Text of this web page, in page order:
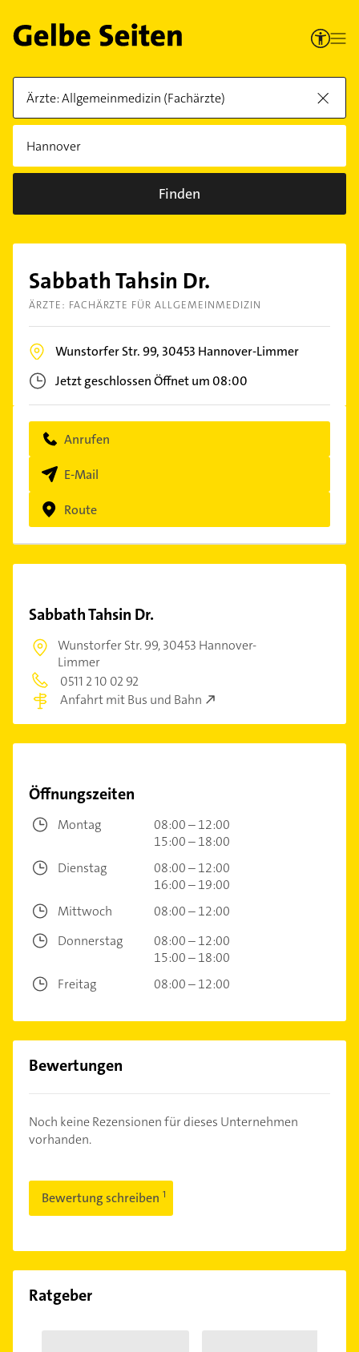
Finden
Sabbath Tahsin Dr.
ÄRZTE: FACHÄRZTE FÜR ALLGEMEINMEDIZIN
Wunstorfer Str. 99, 30453 Hannover-Limmer
Jetzt geschlossenÖffnet um 08:00
Anrufen
E-Mail
Route
Sabbath Tahsin Dr.
Wunstorfer Str. 99,30453 Hannover-
Limmer
0511 2 10 02 92
Anfahrt mit Bus und Bahn
Öffnungszeiten
Montag
08:00 – 12:00
15:00 – 18:00
Dienstag
08:00 – 12:00
16:00 – 19:00
Mittwoch
08:00 – 12:00
Donnerstag
08:00 – 12:00
15:00 – 18:00
Freitag
08:00 – 12:00
Bewertungen
Noch keine Rezensionen für dieses Unternehmen
vorhanden.
Bewertung schreiben
Ratgeber